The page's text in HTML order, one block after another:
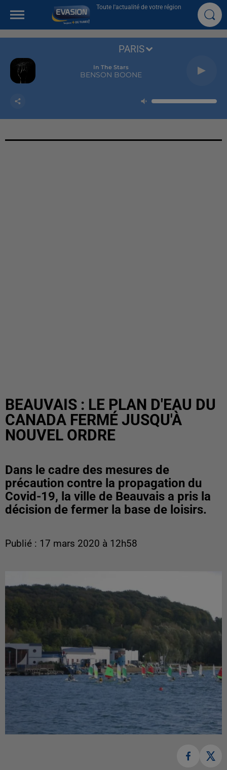
Toute l'actualité de votre région
In The Stars
BENSON BOONE
PARIS
BEAUVAIS : LE PLAN D'EAU DU
CANADA FERMÉ JUSQU'À
NOUVEL ORDRE
Dans le cadre des mesures de
précaution contre la propagation du
Covid-19, la ville de Beauvais a pris la
décision de fermer la base de loisirs.
Publié : 17 mars 2020 à 12h58